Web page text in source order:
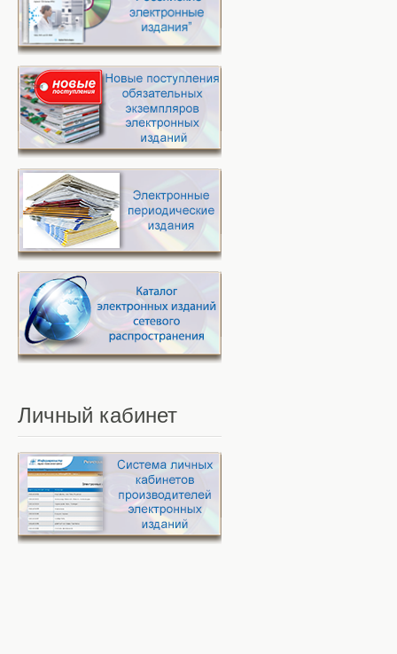
Личный кабинет